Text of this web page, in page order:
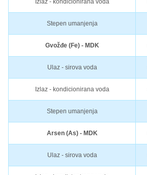
Izlaz - kondicionirana voda
Stepen umanjenja
Gvožđe (Fe) - MDK
Ulaz - sirova voda
Izlaz - kondicionirana voda
Stepen umanjenja
Arsen (As) - MDK
Ulaz - sirova voda